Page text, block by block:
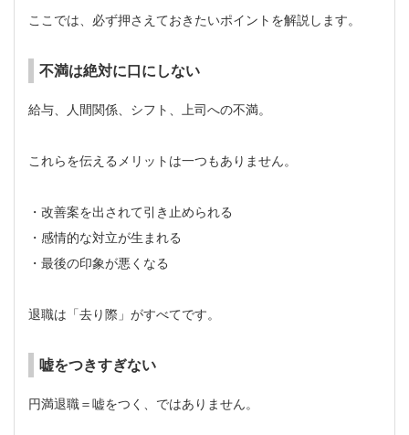
ここでは、必ず押さえておきたいポイントを解説します。
不満は絶対に口にしない
給与、人間関係、シフト、上司への不満。
これらを伝えるメリットは一つもありません。
・改善案を出されて引き止められる
・感情的な対立が生まれる
・最後の印象が悪くなる
退職は「去り際」がすべてです。
嘘をつきすぎない
円満退職＝嘘をつく、ではありません。